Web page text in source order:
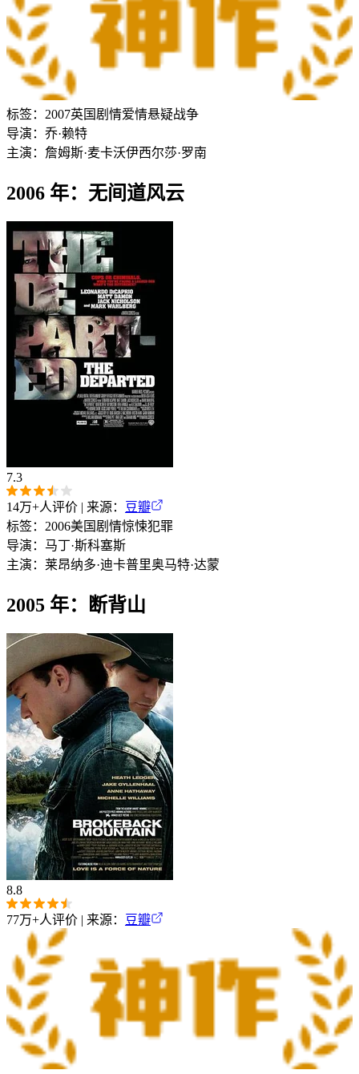
标签： 2007英国 剧情爱情悬疑战争
导演： 乔·赖特
主演： 詹姆斯·麦卡沃伊西尔莎·罗南
2006 年：无间道风云
7.3
14万+人评价 | 来源：
豆瓣
标签： 2006美国 剧情惊悚犯罪
导演： 马丁·斯科塞斯
主演： 莱昂纳多·迪卡普里奥马特·达蒙
2005 年：断背山
8.8
77万+人评价 | 来源： 豆瓣